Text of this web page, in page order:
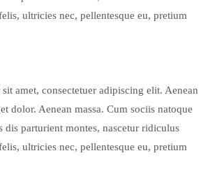
ultricies nec, pellentesque eu, pretium
amet, consectetuer adipiscing elit. Aenean
dolor. Aenean massa. Cum sociis natoque
dis parturient montes, nascetur ridiculus
ultricies nec, pellentesque eu, pretium